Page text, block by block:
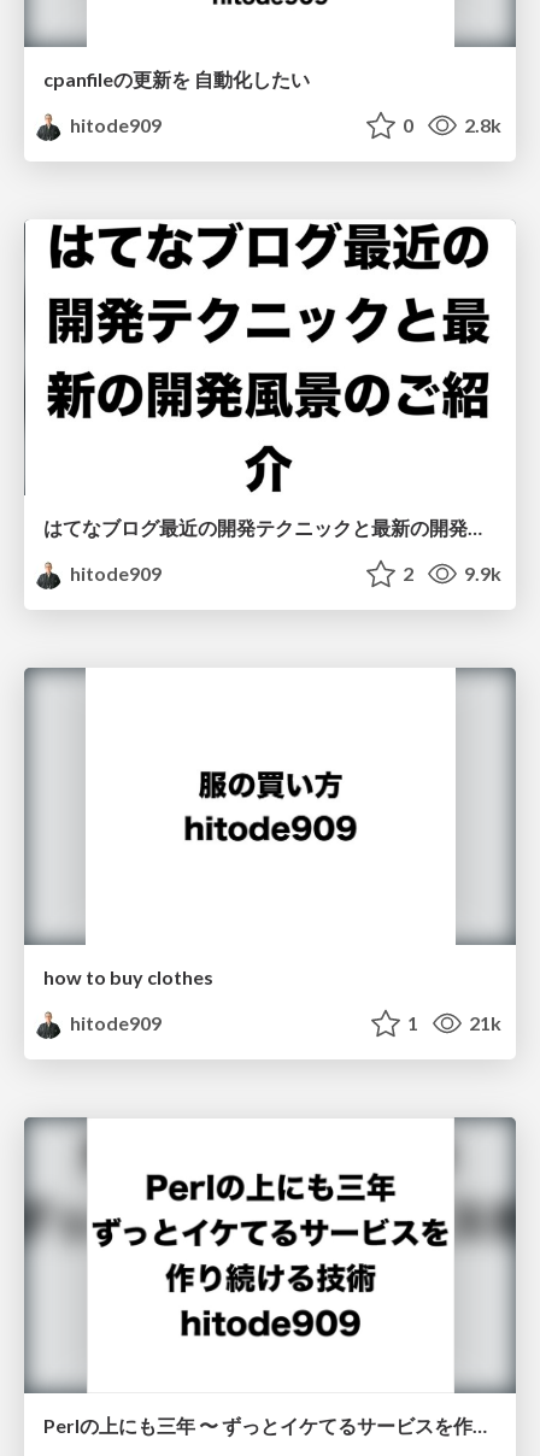
cpanfileの更新を 自動化したい
hitode909
0 2.8k
はてなブログ最近の開発テクニックと最新の開発風景のご紹介
hitode909
2 9.9k
how to buy clothes
hitode909
1 21k
Perlの上にも三年 〜 ずっとイケてるサービスを作り続ける技術 〜